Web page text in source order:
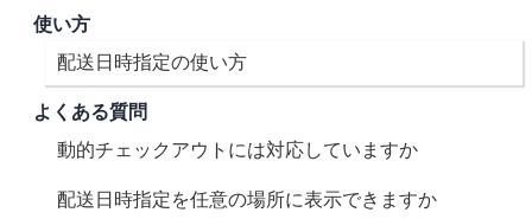
使い方
CC 配送日時指定の使い方
よくある質問
動的チェックアウトには対応していますか?
配送日時指定を任意の場所に表示できますか?